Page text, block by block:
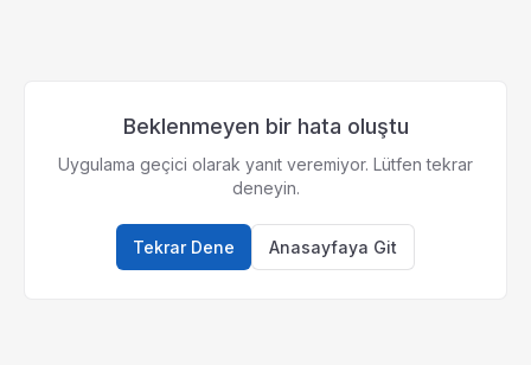
Beklenmeyen bir hata oluştu
Uygulama geçici olarak yanıt veremiyor. Lütfen tekrar
deneyin.
Tekrar Dene Anasayfaya Git